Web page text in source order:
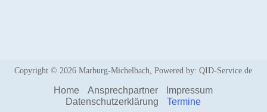
Copyright © 2026Marburg-Michelbach, Powered by:QID-Service.de
Home Ansprechpartner
Impressum
Datenschutzerklärung
Termine